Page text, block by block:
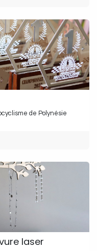
de Polynésie
laser